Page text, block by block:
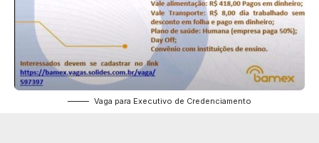
Vaga para Executivo de Credenciamento